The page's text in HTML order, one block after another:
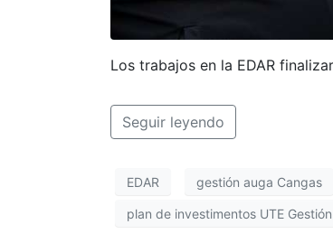
Los trabajos en la EDAR
Seguir leyendo
EDAR gestión auga Cangas
plan de investimentos UTE